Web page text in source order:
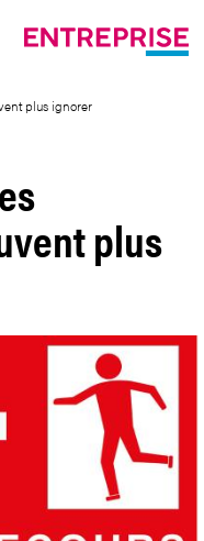
plus ignorer
plus